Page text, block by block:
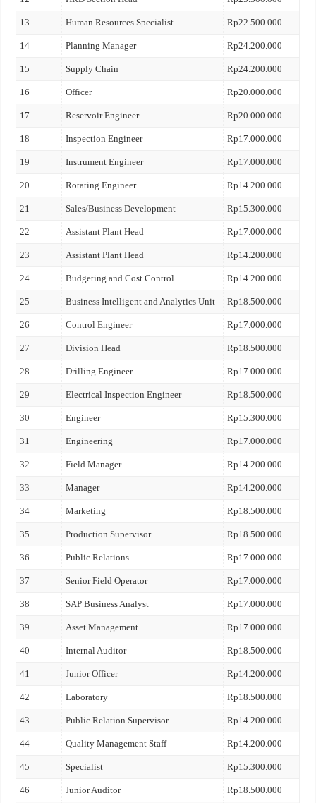
13 Human Resources Specialist Rp22.500.000
14 Planning Manager Rp24.200.000
15 Supply Chain Rp24.200.000
16 Officer Rp20.000.000
17 Reservoir Engineer Rp20.000.000
18 Inspection Engineer Rp17.000.000
19 Instrument Engineer Rp17.000.000
20 Rotating Engineer Rp14.200.000
21 Sales/Business Development Rp15.300.000
22 Assistant Plant Head Rp17.000.000
23 Assistant Plant Head Rp14.200.000
24 Budgeting and Cost Control Rp14.200.000
25 Business Intelligent and Analytics Unit Rp18.500.000
26 Control Engineer Rp17.000.000
27 Division Head Rp18.500.000
28 Drilling Engineer Rp17.000.000
29 Electrical Inspection Engineer Rp18.500.000
30 Engineer Rp15.300.000
31 Engineering Rp17.000.000
32 Field Manager Rp14.200.000
33 Manager Rp14.200.000
34 Marketing Rp18.500.000
35 Production Supervisor Rp18.500.000
36 Public Relations Rp17.000.000
37 Senior Field Operator Rp17.000.000
38 SAP Business Analyst Rp17.000.000
39 Asset Management Rp17.000.000
40 Internal Auditor Rp18.500.000
41 Junior Officer Rp14.200.000
42 Laboratory Rp18.500.000
43 Public Relation Supervisor Rp14.200.000
44 Quality Management Staff Rp14.200.000
45 Specialist Rp15.300.000
46 Junior Auditor Rp18.500.000